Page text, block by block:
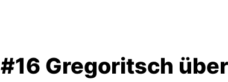
#16 Gregoritsch